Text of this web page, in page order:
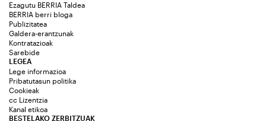
Ezagutu BERRIA Taldea
BERRIA berri bloga
Publizitatea
Galdera-erantzunak
Kontratazioak
Sarebide
LEGEA
Lege informazioa
Pribatutasun politika
Cookieak
cc Lizentzia
Kanal etikoa
BESTELAKO ZERBITZUAK